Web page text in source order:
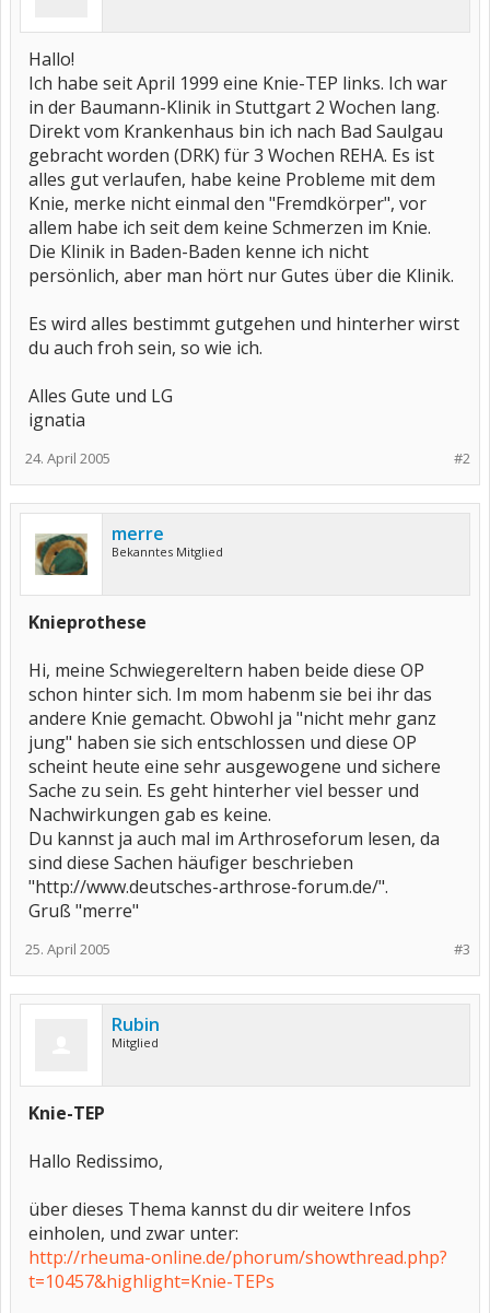
Hallo!
Ich habe seit April 1999 eine Knie-TEP links. Ich war
in der Baumann-Klinik in Stuttgart 2 Wochen lang.
Direkt vom Krankenhaus bin ich nach Bad Saulgau
gebracht worden (DRK) für 3 Wochen REHA. Es ist
alles gut verlaufen, habe keine Probleme mit dem
Knie, merke nicht einmal den "Fremdkörper", vor
allem habe ich seit dem keine Schmerzen im Knie.
Die Klinik in Baden-Baden kenne ich nicht
persönlich, aber man hört nur Gutes über die Klinik.
Es wird alles bestimmt gutgehen und hinterher wirst
du auch froh sein, so wie ich.
Alles Gute und LG
ignatia
#2
24. April 2005
merre
Bekanntes Mitglied
Knieprothese
Hi, meine Schwiegereltern haben beide diese OP
schon hinter sich. Im mom habenm sie bei ihr das
andere Knie gemacht. Obwohl ja "nicht mehr ganz
jung" haben sie sich entschlossen und diese OP
scheint heute eine sehr ausgewogene und sichere
Sache zu sein. Es geht hinterher viel besser und
Nachwirkungen gab es keine.
Du kannst ja auch mal im Arthroseforum lesen, da
sind diese Sachen häufiger beschrieben
"http://www.deutsches-arthrose-forum.de/".
Gruß "merre"
#3
25. April 2005
Rubin
Mitglied
Knie-TEP
Hallo Redissimo,
über dieses Thema kannst du dir weitere Infos
einholen, und zwar unter:
http://rheuma-online.de/phorum/showthread.php?
t=10457&highlight=Knie-TEPs